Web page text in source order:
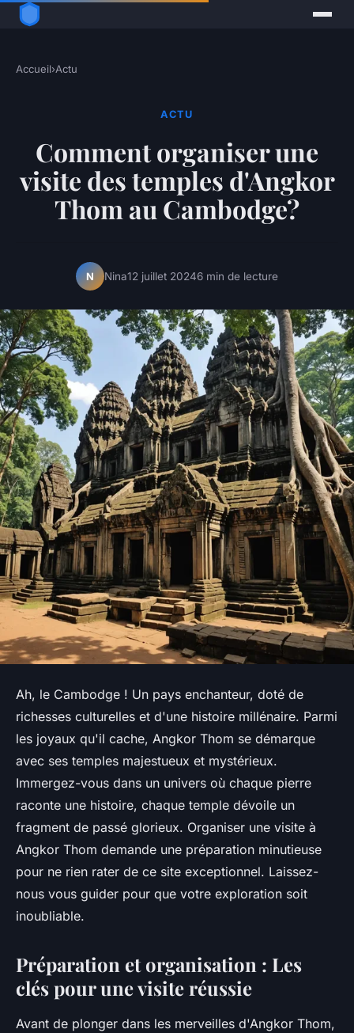
Accueil›Actu
ACTU
Comment organiser une
visite des temples d'Angkor
Thom au Cambodge?
N Nina12 juillet 20246 min de lecture
Ah, le Cambodge ! Un pays enchanteur, doté de
richesses culturelles et d'une histoire millénaire. Parmi
les joyaux qu'il cache, Angkor Thom se démarque
avec ses temples majestueux et mystérieux.
Immergez-vous dans un univers où chaque pierre
raconte une histoire, chaque temple dévoile un
fragment de passé glorieux. Organiser une visite à
Angkor Thom demande une préparation minutieuse
pour ne rien rater de ce site exceptionnel. Laissez-
nous vous guider pour que votre exploration soit
inoubliable.
Préparation et organisation : Les
clés pour une visite réussie
Avant de plonger dans les merveilles d'Angkor Thom,